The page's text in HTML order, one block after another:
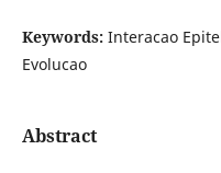
Keywords: Interacao
Evolucao
Abstract